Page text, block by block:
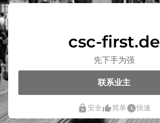
csc-first.de
先下手为强
联系业主
lock安全thumb_up_alt简单watch_later快速